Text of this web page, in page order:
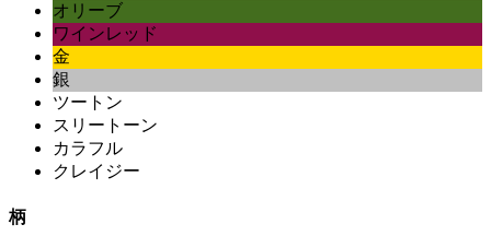
オリーブ
ワインレッド
金
銀
ツートン
スリートーン
カラフル
クレイジー
柄